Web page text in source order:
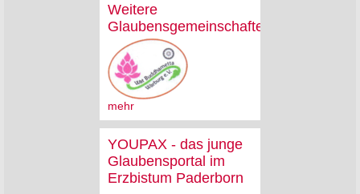
Weitere
Glaubensgemeinschaften
mehr
YOUPAX - das junge
Glaubensportal im
Erzbistum Paderborn